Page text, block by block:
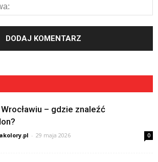
– gdzie znaleźć
- 29 maja 2026 0